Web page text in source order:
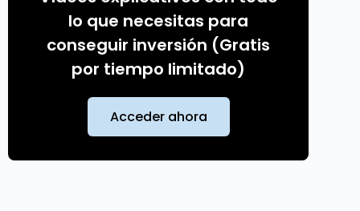
lo que necesitas para
conseguir inversión (Gratis
por tiempo limitado)
Acceder ahora